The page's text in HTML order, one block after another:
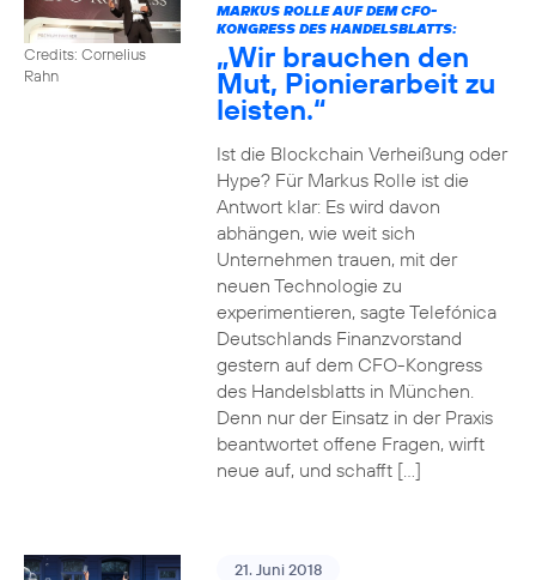
Credits: Cornelius
Rahn
MARKUS ROLLE AUF DEM CFO-
KONGRESS DES HANDELSBLATTS:
„Wir brauchen den
Mut, Pionierarbeit zu
leisten.“
Ist die Blockchain Verheißung oder
Hype? Für Markus Rolle ist die
Antwort klar: Es wird davon
abhängen, wie weit sich
Unternehmen trauen, mit der
neuen Technologie zu
experimentieren, sagte Telefónica
Deutschlands Finanzvorstand
gestern auf dem CFO-Kongress
des Handelsblatts in München.
Denn nur der Einsatz in der Praxis
beantwortet offene Fragen, wirft
neue auf, und schafft […]
21. Juni 2018